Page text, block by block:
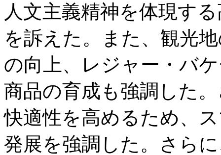
人文主義精神を体現す
を訴えた。また、観光
の向上、レジャー・バ
商品の育成も強調した
快適性を高めるため、
発展を強調した。さら